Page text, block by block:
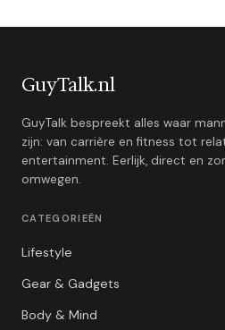
GuyTalk.nl
GuyTalk bespreekt alles waar
zijn: van carrière en fitness tot
entertainment. Eerlijk, direct en
omwegen.
CATEGORIEËN
Lifestyle
Gear & Gadgets
Body & Mind